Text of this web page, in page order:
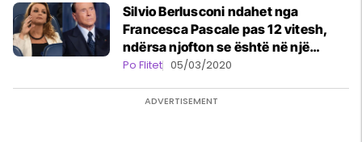
Silvio Berlusconi ndahet nga
Francesca Pascale pas 12 vitesh,
ndërsa njofton se është në një
romancë dashurie të re
Po Flitet 05/03/2020